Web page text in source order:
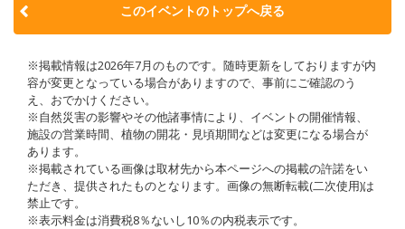
このイベントのトップへ戻る
※掲載情報は2026年7月のものです。随時更新をしておりますが内
容が変更となっている場合がありますので、事前にご確認のう
え、おでかけください。
※自然災害の影響やその他諸事情により、イベントの開催情報、
施設の営業時間、植物の開花・見頃期間などは変更になる場合が
あります。
※掲載されている画像は取材先から本ページへの掲載の許諾をい
ただき、提供されたものとなります。画像の無断転載(二次使用)は
禁止です。
※表示料金は消費税8％ないし10％の内税表示です。